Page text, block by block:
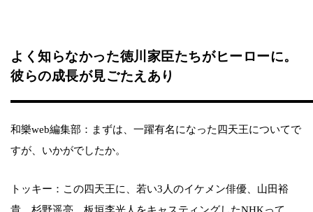
よく知らなかった徳川家臣たちがヒーローに。
彼らの成長が見ごたえあり
和樂web編集部：まずは、一躍有名になった四天王についてで
すが、いかがでしたか。
トッキー：この四天王に、若い3人のイケメン俳優、山田裕
貴、杉野遥亮、板垣李光人をキャスティングしたNHKって、